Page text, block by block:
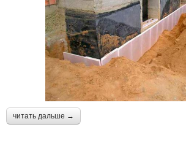
читать дальше →